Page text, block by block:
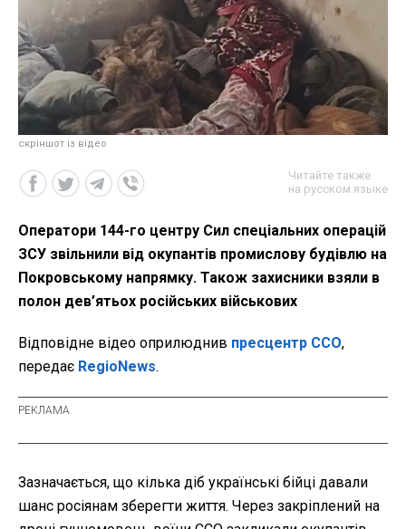
скріншот із відео
Читайте также
на русском языке
Оператори 144-го центру Сил спеціальних операцій
ЗСУ звільнили від окупантів промислову будівлю на
Покровському напрямку. Також захисники взяли в
полон дев’ятьох російських військових
Відповідне відео оприлюднив пресцентр ССО,
передає RegioNews.
Зазначається, що кілька діб українські бійці давали
шанс росіянам зберегти життя. Через закріплений на